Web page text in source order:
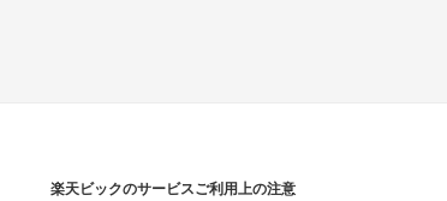
楽天ビックのサービスご利用上の注意